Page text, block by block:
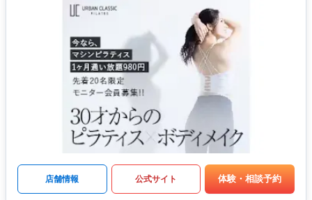
店舗情報 公式サイト 体験・相談予約